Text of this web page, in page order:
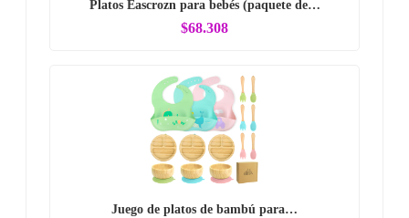
Platos Eascrozn para bebés (paquete de…
$68.308
Juego de platos de bambú para…